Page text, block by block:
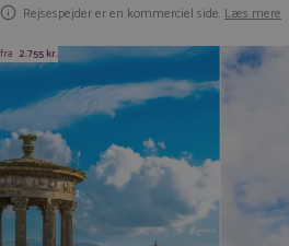
Rejsespejder er en kommerciel side. Læs mere
fra 2.755 kr.